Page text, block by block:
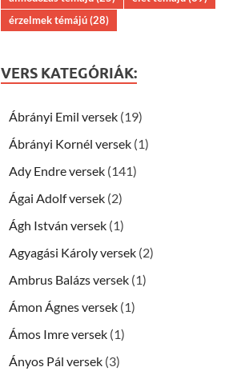
érzelmek témájú(28)
VERS KATEGÓRIÁK:
Ábrányi Emil versek (19)
Ábrányi Kornél versek (1)
Ady Endre versek (141)
Ágai Adolf versek (2)
Ágh István versek (1)
Agyagási Károly versek (2)
Ambrus Balázs versek (1)
Ámon Ágnes versek (1)
Ámos Imre versek (1)
Ányos Pál versek (3)